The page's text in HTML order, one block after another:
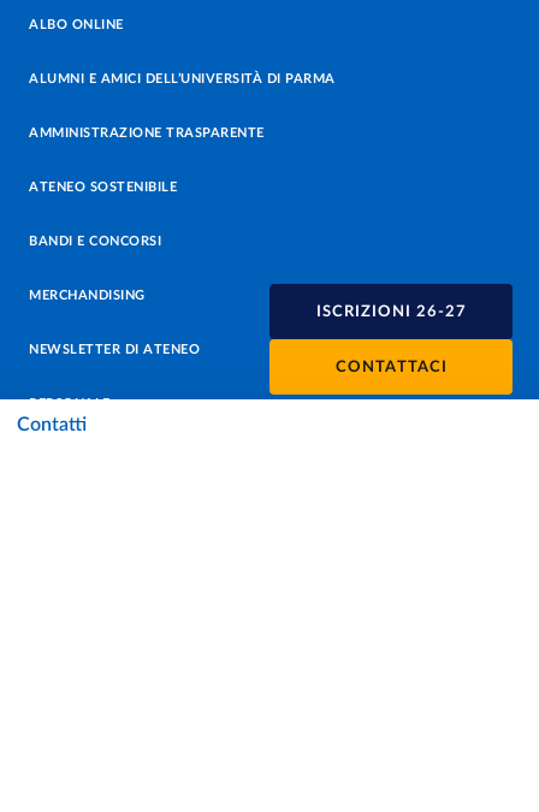
ISCRIZIONI 26-27
CONTATTACI
Contatti
ALBO ONLINE
ALUMNI E AMICI DELL’UNIVERSITÀ DI PARMA
AMMINISTRAZIONE TRASPARENTE
ATENEO SOSTENIBILE
BANDI E CONCORSI
MERCHANDISING
NEWSLETTER DI ATENEO
PERSONALE